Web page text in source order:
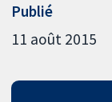
Publié
11 août 2015